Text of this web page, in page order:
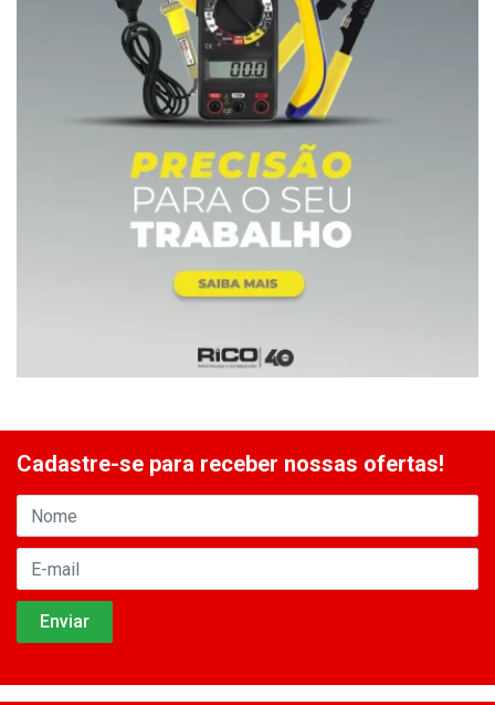
Cadastre-se para receber nossas ofertas!